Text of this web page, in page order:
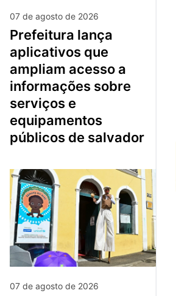
07 de agosto de 2026
prefeitura lança
aplicativos que
ampliam acesso a
informações sobre
serviços e
equipamentos
públicos de salvador
07 de agosto de 2026